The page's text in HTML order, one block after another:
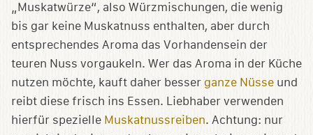
„Muskatwürze“, also Würzmischungen, die wenig
bis gar keine Muskatnuss enthalten, aber durch
entsprechendes Aroma das Vorhandensein der
teuren Nuss vorgaukeln. Wer das Aroma in der Küche
nutzen möchte, kauft daher besser ganze Nüsse und
reibt diese frisch ins Essen. Liebhaber verwenden
hierfür spezielle Muskatnussreiben. Achtung: nur